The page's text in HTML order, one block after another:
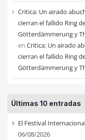
Critica: Un airado
cierran el fallido Ring
Götterdämmerung y
en Critica: Un airado
cierran el fallido Ring
Götterdämmerung y
Últimas 10 entradas
El Festival
06/08/2026